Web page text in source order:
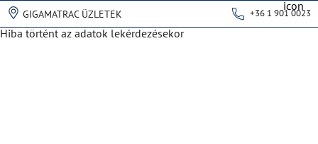
GIGAMATRAC ÜZLETEK +36 1 901 0023
Hiba történt az adatok lekérdezésekor